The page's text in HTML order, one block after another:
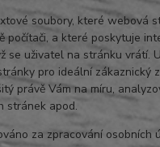
soubory, které webová
počítači, a které poskytuje
se uživatel na stránku vrátí.
pro ideální zákaznický
právě Vám na míru,
stránek apod.
za zpracování osobních